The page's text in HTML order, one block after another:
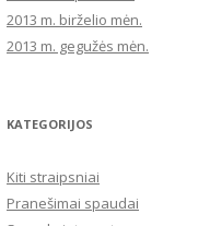
2013 m. birželio mėn.
2013 m. gegužės mėn.
KATEGORIJOS
Kiti straipsniai
Pranešimai spaudai